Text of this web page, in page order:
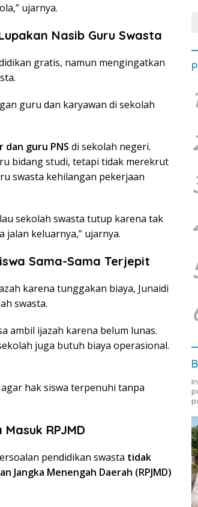
ujarnya.
Nasib Guru Swasta
gratis, namun mengingatkan
guru dan karyawan di sekolah
dan guru PNS di sekolah negeri.
bidang studi, tetapi tidak merekrut
swasta kehilangan pekerjaan
sekolah swasta tutup karena tak
keluarnya,” ujarnya.
Sama-Sama Terjepit
karena tunggakan biaya, Junaidi
swasta.
ambil ijazah karena belum lunas.
juga butuh biaya operasional.
agar hak siswa terpenuhi tanpa
RPJMD
pendidikan swasta tidak
Jangka Menengah Daerah (RPJMD)